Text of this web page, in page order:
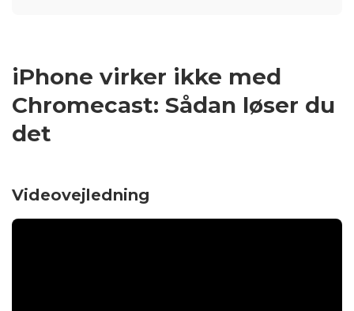
iPhone virker ikke med
Chromecast: Sådan løser du
det
Videovejledning